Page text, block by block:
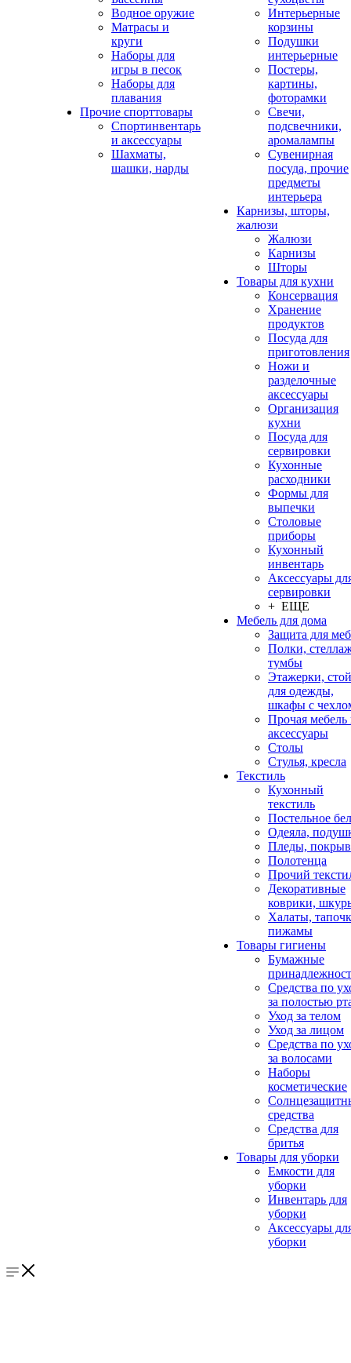
Водное оружие
Матрасы и
круги
Наборы для
игры в песок
Наборы для
плавания
Прочие спорттовары
Спортинвентарь
и аксессуары
Шахматы,
шашки, нарды
Интерьерные
корзины
Подушки
интерьерные
Постеры,
картины,
фоторамки
Свечи,
подсвечники,
аромалампы
Сувенирная
посуда, прочие
предметы
интерьера
Карнизы, шторы,
жалюзи
Жалюзи
Карнизы
Шторы
Товары для кухни
Консервация
Хранение
продуктов
Посуда для
приготовления
Ножи и
разделочные
аксессуары
Организация
кухни
Посуда для
сервировки
Кухонные
расходники
Формы для
выпечки
Столовые
приборы
Кухонный
инвентарь
Аксессуары
сервировки
+ ЕЩЕ
Мебель для дома
Защита для
Полки,
тумбы
Этажерки,
для одежды,
шкафы с
Прочая мебель
аксессуары
Столы
Стулья, кресла
Текстиль
Кухонный
текстиль
Постельное
Одеяла,
Пледы,
Полотенца
Прочий
Декоративные
коврики,
Халаты,
пижамы
Товары гигиены
Бумажные
Средства по
за полостью
Уход за телом
Уход за лицом
Средства по
за волосами
Наборы
косметические
средства
Средства для
бритья
Товары для уборки
Емкости для
уборки
Инвентарь для
уборки
Аксессуары
уборки